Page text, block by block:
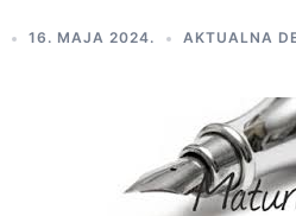
16. MAJA 2024. AKTUALNA